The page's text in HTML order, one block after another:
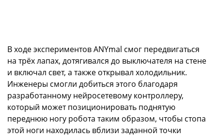
В ходе экспериментов ANYmal смог передвигаться
на трёх лапах, дотягивался до выключателя на стене
и включал свет, а также открывал холодильник.
Инженеры смогли добиться этого благодаря
разработанному нейросетевому контроллеру,
который может позиционировать поднятую
переднюю ногу робота таким образом, чтобы стопа
этой ноги находилась вблизи заданной точки